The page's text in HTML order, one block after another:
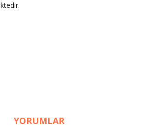
YORUMLAR